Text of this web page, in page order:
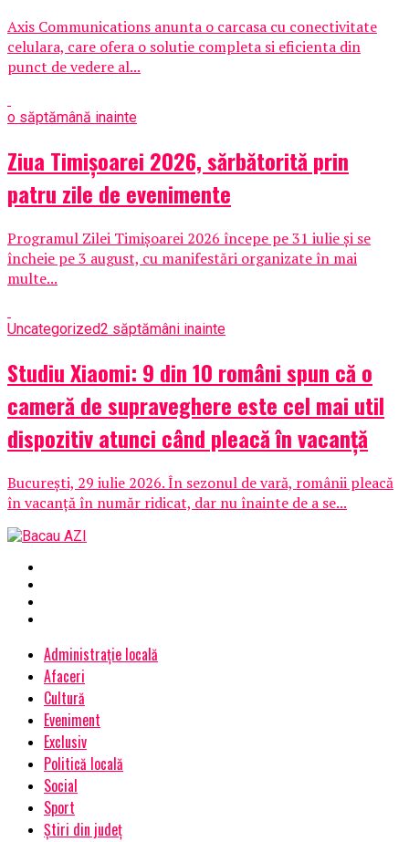
Axis Communications anunta o carcasa cu conectivitate
celulara, care ofera o solutie completa si eficienta din
punct de vedere al...
o săptămână inainte
Ziua Timișoarei 2026, sărbătorită prin
patru zile de evenimente
Programul Zilei Timișoarei 2026 începe pe 31 iulie și se
încheie pe 3 august, cu manifestări organizate în mai
multe...
Uncategorized2 săptămâni inainte
Studiu Xiaomi: 9 din 10 români spun că o
cameră de supraveghere este cel mai util
dispozitiv atunci când pleacă în vacanță
București, 29 iulie 2026. În sezonul de vară, românii pleacă
în vacanță în număr ridicat, dar nu înainte de a se...
Administrație locală
Afaceri
Cultură
Eveniment
Exclusiv
Politică locală
Social
Sport
Știri din județ